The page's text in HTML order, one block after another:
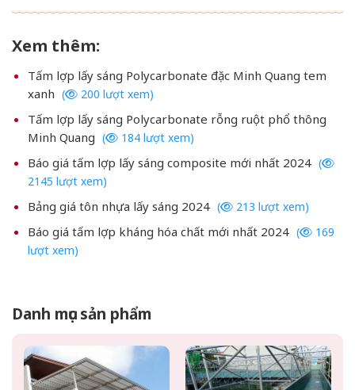
Xem thêm:
Tấm lợp lấy sáng Polycarbonate đặc Minh Quang tem
xanh ( 200 lượt xem)
Tấm lợp lấy sáng Polycarbonate rỗng ruột phổ thông
Minh Quang ( 184 lượt xem)
Báo giá tấm lợp lấy sáng composite mới nhất 2024 (
2145 lượt xem)
Bảng giá tôn nhựa lấy sáng 2024 ( 213 lượt xem)
Báo giá tấm lợp kháng hóa chất mới nhất 2024 (
169
lượt xem)
Danh mục sản phẩm